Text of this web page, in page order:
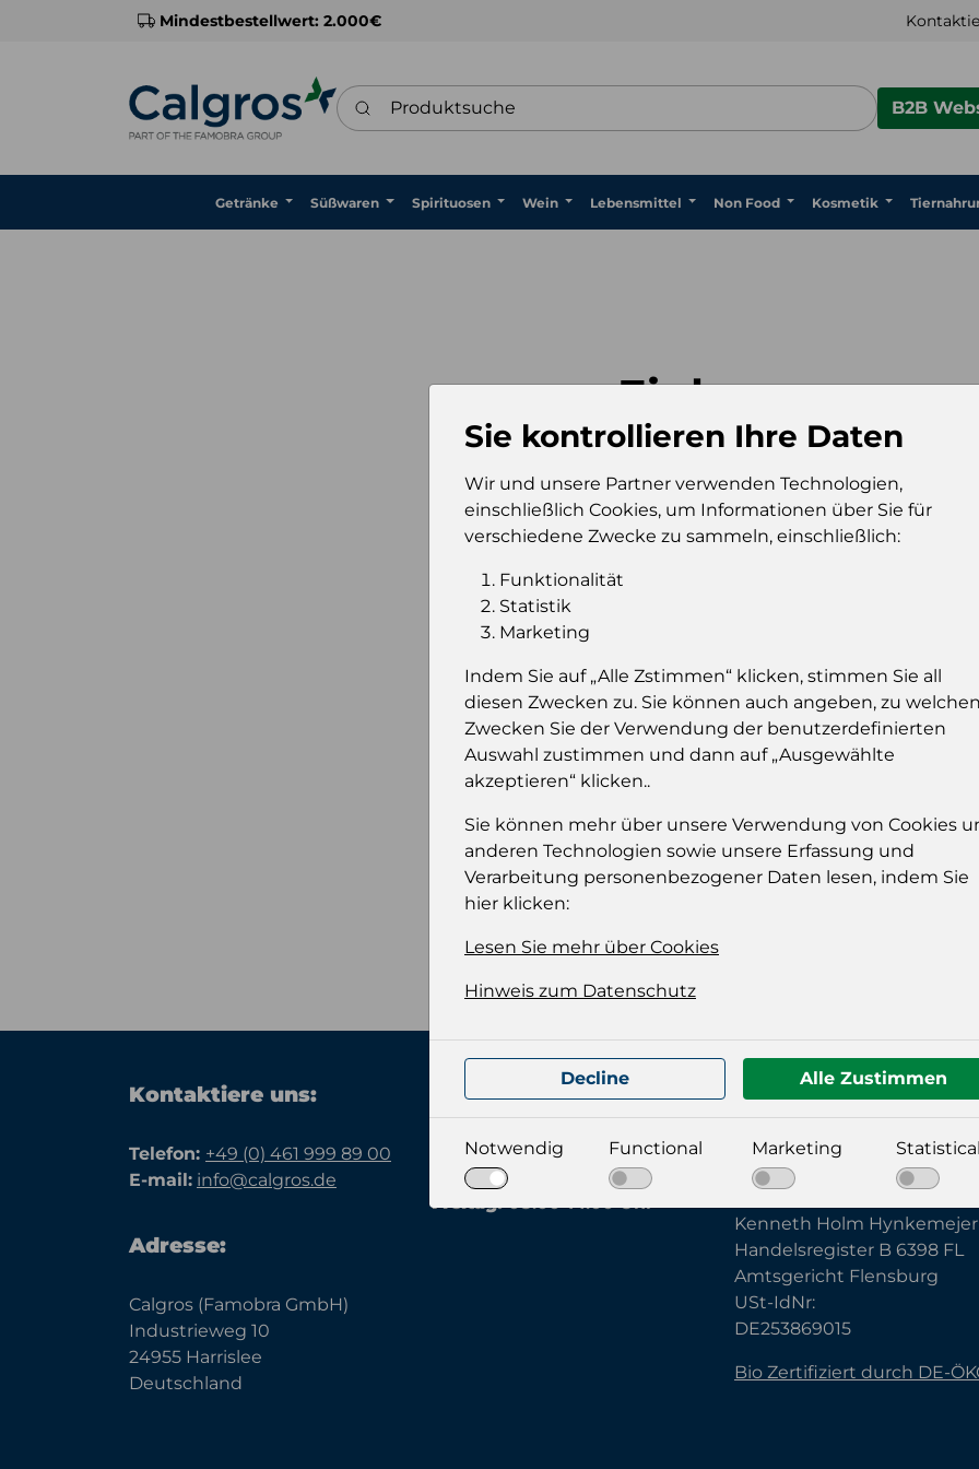
Mindestbestellwert: 2.000€
Produktsuche
B2B
Getränke Süßwaren Spirituosen Wein Lebensmittel Non Food Kosmetik
Einloggen
Sie haben noch kein Konto? Konto hier erstellen
E-Mail
E-Mail
Passwort
Angemeldet bleiben
Einloggen
Kontaktiere uns:
Telefon: +49 (0) 461 999 89 00
E-mail: info@calgros.de
Adresse:
Calgros (Famobra GmbH)
Industrieweg 10
24955 Harrislee
Deutschland
Bürozeit:
Montag bis Donnerstag:08.00-
15.00 Uhr
Freitag:08.00-14.00 Uhr
Impressum:
Famobra GmbH
Kenneth Holm Hynkemejer
Handelsregister B 6398 FL
Amtsgericht Flensburg
USt-IdNr:
DE253869015
Bio Zertifiziert durch DE-
Sie kontrollieren Ihre Daten
Wir und unsere Partner verwenden Technologien,
einschließlich Cookies, um Informationen über Sie für
verschiedene Zwecke zu sammeln, einschließlich:
Funktionalität
Statistik
Marketing
Indem Sie auf „Alle Zstimmen“ klicken, stimmen Sie all
diesen Zwecken zu. Sie können auch angeben, zu
Zwecken Sie der Verwendung der benutzerdefinierten
Auswahl zustimmen und dann auf „Ausgewählte
akzeptieren“ klicken..
Sie können mehr über unsere Verwendung von Cookies
anderen Technologien sowie unsere Erfassung und
Verarbeitung personenbezogener Daten lesen, indem Sie
hier klicken:
Lesen Sie mehr über Cookies
Hinweis zum Datenschutz
Decline Alle Zustimmen
Notwendig Functional Marketing